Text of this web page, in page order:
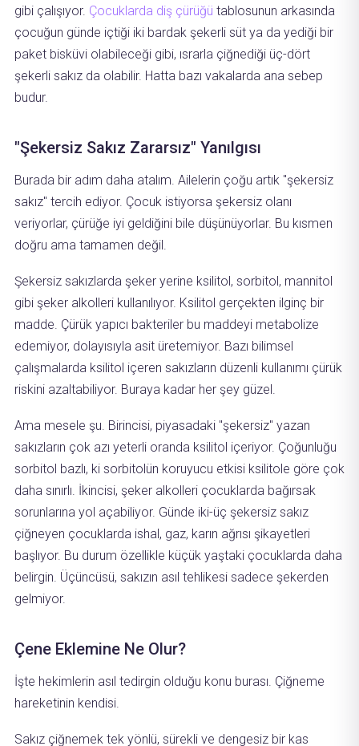
gibi çalışıyor. Çocuklarda diş çürüğü tablosunun arkasında
çocuğun günde içtiği iki bardak şekerli süt ya da yediği bir
paket bisküvi olabileceği gibi, ısrarla çiğnediği üç-dört
şekerli sakız da olabilir. Hatta bazı vakalarda ana sebep
budur.
"Şekersiz Sakız Zararsız" Yanılgısı
Burada bir adım daha atalım. Ailelerin çoğu artık "şekersiz
sakız" tercih ediyor. Çocuk istiyorsa şekersiz olanı
veriyorlar, çürüğe iyi geldiğini bile düşünüyorlar. Bu kısmen
doğru ama tamamen değil.
Şekersiz sakızlarda şeker yerine ksilitol, sorbitol, mannitol
gibi şeker alkolleri kullanılıyor. Ksilitol gerçekten ilginç bir
madde. Çürük yapıcı bakteriler bu maddeyi metabolize
edemiyor, dolayısıyla asit üretemiyor. Bazı bilimsel
çalışmalarda ksilitol içeren sakızların düzenli kullanımı çürük
riskini azaltabiliyor. Buraya kadar her şey güzel.
Ama mesele şu. Birincisi, piyasadaki "şekersiz" yazan
sakızların çok azı yeterli oranda ksilitol içeriyor. Çoğunluğu
sorbitol bazlı, ki sorbitolün koruyucu etkisi ksilitole göre çok
daha sınırlı. İkincisi, şeker alkolleri çocuklarda bağırsak
sorunlarına yol açabiliyor. Günde iki-üç şekersiz sakız
çiğneyen çocuklarda ishal, gaz, karın ağrısı şikayetleri
başlıyor. Bu durum özellikle küçük yaştaki çocuklarda daha
belirgin. Üçüncüsü, sakızın asıl tehlikesi sadece şekerden
gelmiyor.
Çene Eklemine Ne Olur?
İşte hekimlerin asıl tedirgin olduğu konu burası. Çiğneme
hareketinin kendisi.
Sakız çiğnemek tek yönlü, sürekli ve dengesiz bir kas